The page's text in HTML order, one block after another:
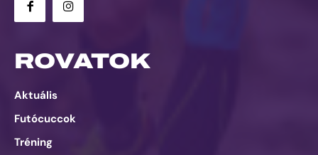
ROVATOK
Aktuális
Futócuccok
Tréning